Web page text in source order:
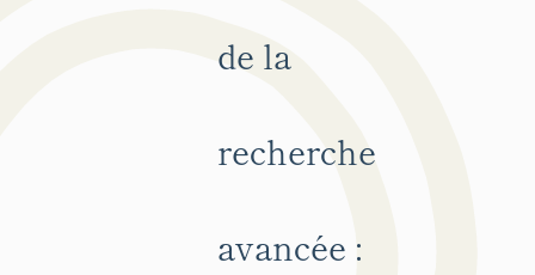
de la
recherche
avancée :